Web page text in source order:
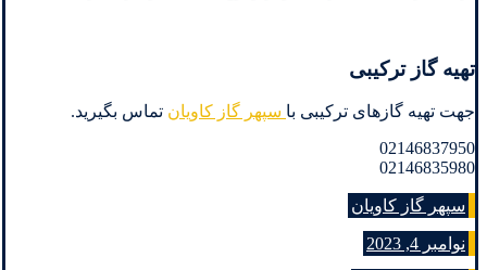
تهیه گاز ترکیبی
جهت تهیه گازهای ترکیبی با سپهر گاز کاویان تماس بگیرید.
02146837950
02146835980
سپهر گاز کاویان
نوامبر 4, 2023